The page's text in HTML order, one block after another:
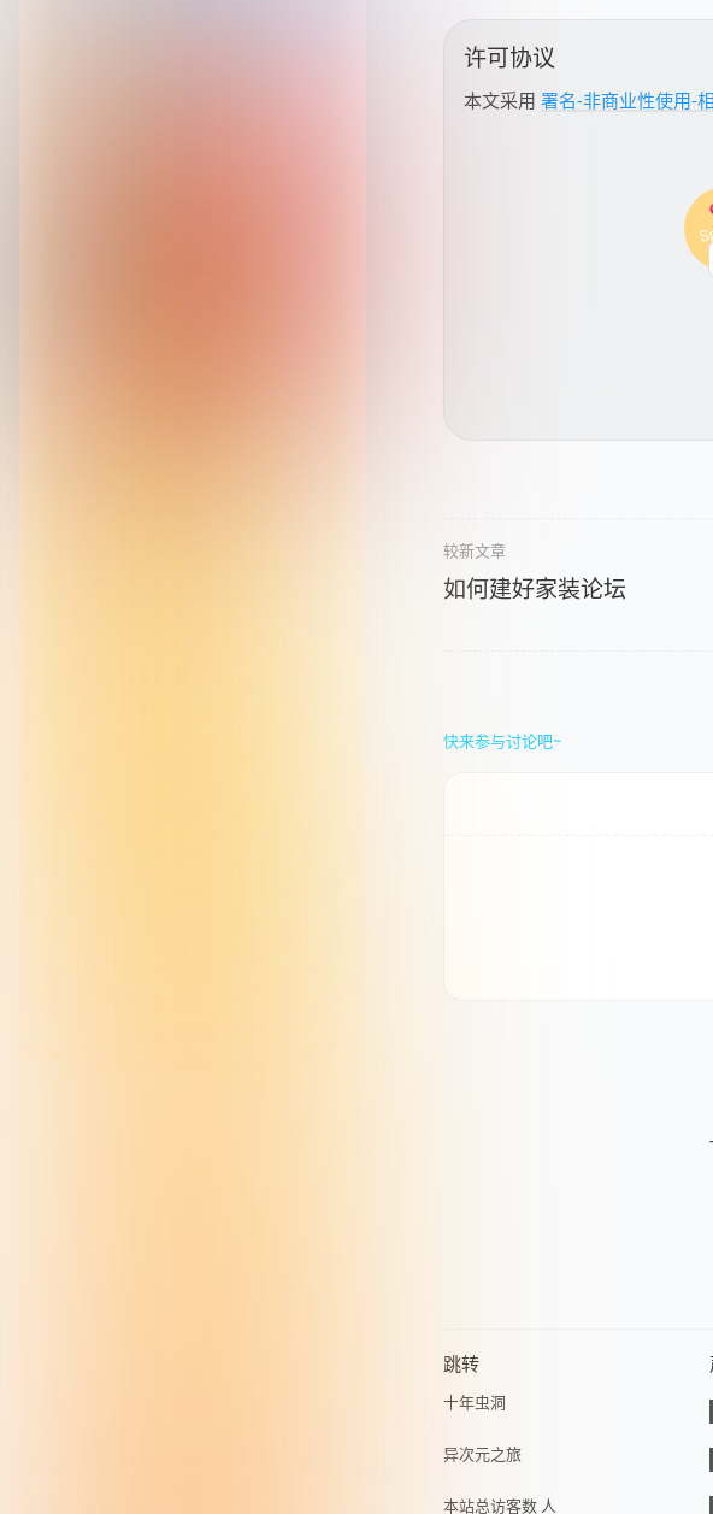
许可协议
本文采用 署名-非商业性使用-
较新文章
如何建好家装论坛
快来参与讨论吧~
跳转
十年虫洞
异次元之旅
本站总访客数 人